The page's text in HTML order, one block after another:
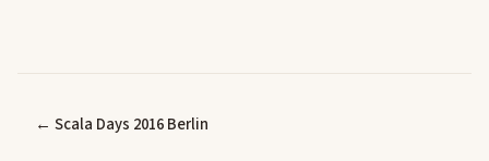
← Scala Days 2016 Berlin